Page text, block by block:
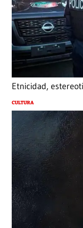
Etnicidad,
CULTURA